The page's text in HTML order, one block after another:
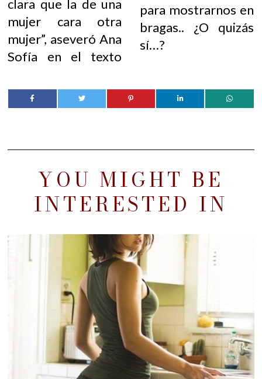
clara que la de una
mujer cara otra
mujer”, aseveró Ana
Sofía en el texto
para mostrarnos en
bragas.. ¿O quizás
sí…?
YOU MIGHT BE
INTERESTED IN